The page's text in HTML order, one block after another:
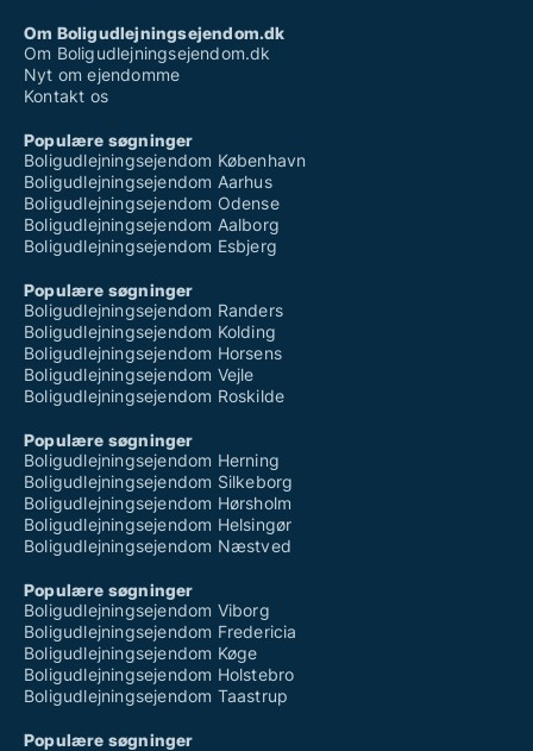
Om Boligudlejningsejendom.dk
Om Boligudlejningsejendom.dk
Nyt om ejendomme
Kontakt os
Populære søgninger
Boligudlejningsejendom København
Boligudlejningsejendom Aarhus
Boligudlejningsejendom Odense
Boligudlejningsejendom Aalborg
Boligudlejningsejendom Esbjerg
Populære søgninger
Boligudlejningsejendom Randers
Boligudlejningsejendom Kolding
Boligudlejningsejendom Horsens
Boligudlejningsejendom Vejle
Boligudlejningsejendom Roskilde
Populære søgninger
Boligudlejningsejendom Herning
Boligudlejningsejendom Silkeborg
Boligudlejningsejendom Hørsholm
Boligudlejningsejendom Helsingør
Boligudlejningsejendom Næstved
Populære søgninger
Boligudlejningsejendom Viborg
Boligudlejningsejendom Fredericia
Boligudlejningsejendom Køge
Boligudlejningsejendom Holstebro
Boligudlejningsejendom Taastrup
Populære søgninger